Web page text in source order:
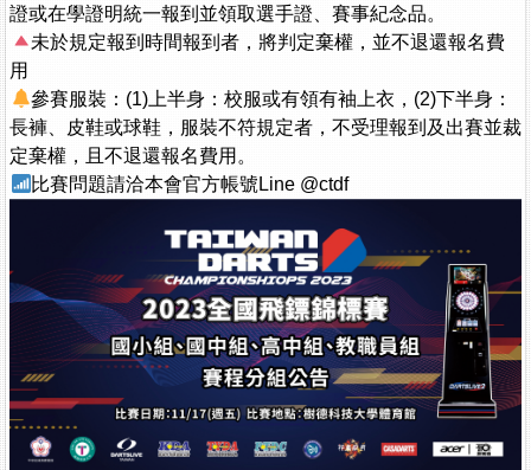
證或在學證明統一報到並領取選手證、賽事紀念品。
未於規定報到時間報到者，將判定棄權，並不退還報名費
用
參賽服裝：(1)上半身：校服或有領有袖上衣，(2)下半身：
長褲、皮鞋或球鞋，服裝不符規定者，不受理報到及出賽並裁
定棄權，且不退還報名費用。
比賽問題請洽本會官方帳號Line @ctdf